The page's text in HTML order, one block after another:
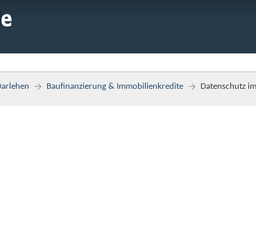
Baufinanzierung & Immobilienkredite Datenschutz